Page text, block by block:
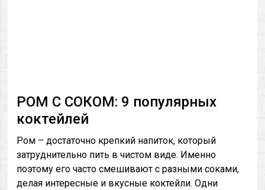
РОМ С СОКОМ: 9 популярных
коктейлей
Ром – достаточно крепкий напиток, который
затруднительно пить в чистом виде. Именно
поэтому его часто смешивают с разными соками,
делая интересные и вкусные коктейли. Одни